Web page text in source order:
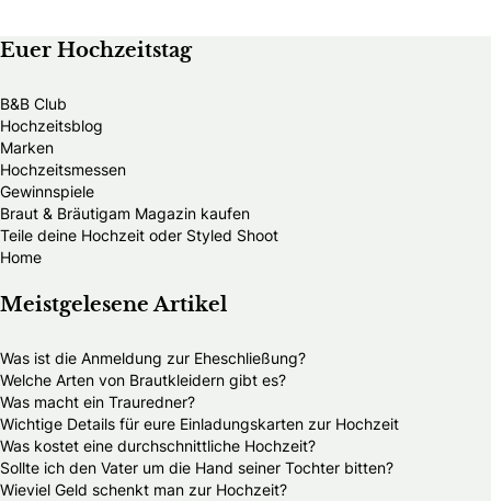
Euer Hochzeitstag
B&B Club
Hochzeitsblog
Marken
Hochzeitsmessen
Gewinnspiele
Braut & Bräutigam Magazin kaufen
Teile deine Hochzeit oder Styled Shoot
Home
Meistgelesene Artikel
Was ist die Anmeldung zur Eheschließung?
Welche Arten von Brautkleidern gibt es?
Was macht ein Trauredner?
Wichtige Details für eure Einladungskarten zur Hochzeit
Was kostet eine durchschnittliche Hochzeit?
Sollte ich den Vater um die Hand seiner Tochter bitten?
Wieviel Geld schenkt man zur Hochzeit?